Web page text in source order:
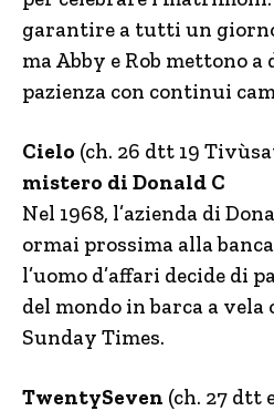
garantire a tutti un
ma Abby e Rob mettono
pazienza con continui
Cielo (ch. 26 dtt 19
mistero di Donald C
Nel 1968, l’azienda di
ormai prossima alla
l’uomo d’affari decide di
del mondo in barca a
Sunday Times.
TwentySeven (ch. 27 dtt